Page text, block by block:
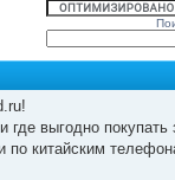
выгодно
китайским